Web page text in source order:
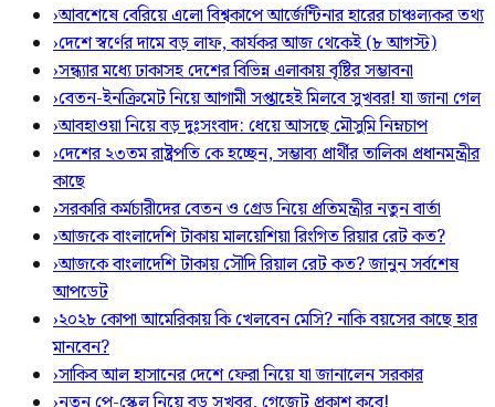
›আবশেষে বেরিয়ে এলো বিশ্বকাপে আর্জেন্টিনার হারের চাঞ্চল্যকর তথ্য
›দেশে স্বর্ণের দামে বড় লাফ, কার্যকর আজ থেকেই (৮ আগস্ট)
›সন্ধ্যার মধ্যে ঢাকাসহ দেশের বিভিন্ন এলাকায় বৃষ্টির সম্ভাবনা
›বেতন-ইনক্রিমেট নিয়ে আগামী সপ্তাহেই মিলবে সুখবর! যা জানা গেল
›আবহাওয়া নিয়ে বড় দুঃসংবাদ: ধেয়ে আসছে মৌসুমি নিম্নচাপ
›দেশের ২৩তম রাষ্ট্রপতি কে হচ্ছেন, সম্ভাব্য প্রার্থীর তালিকা প্রধানমন্ত্রীর
কাছে
›সরকারি কর্মচারীদের বেতন ও গ্রেড নিয়ে প্রতিমন্ত্রীর নতুন বার্তা
›আজকে বাংলাদেশি টাকায় মালয়েশিয়া রিংগিত রিয়ার রেট কত?
›আজকে বাংলাদেশি টাকায় সৌদি রিয়াল রেট কত? জানুন সর্বশেষ
আপডেট
›২০২৮ কোপা আমেরিকায় কি খেলবেন মেসি? নাকি বয়সের কাছে হার
মানবেন?
›সাকিব আল হাসানের দেশে ফেরা নিয়ে যা জানালেন সরকার